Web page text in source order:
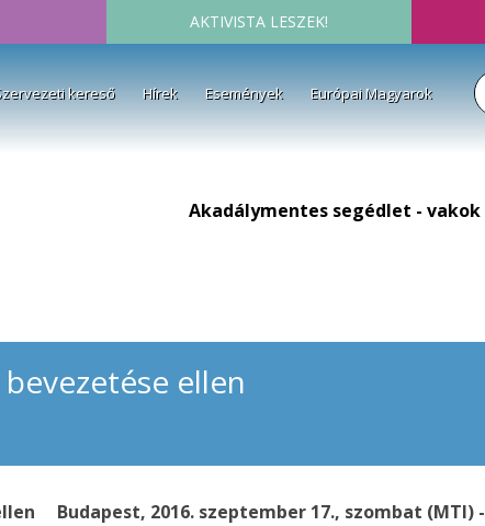
AKTIVISTA LESZEK!
kereső Hírek Események Európai Magyarok
Akadálymentes segédlet -
ellen
Budapest, 2016. szeptember 17., szombat